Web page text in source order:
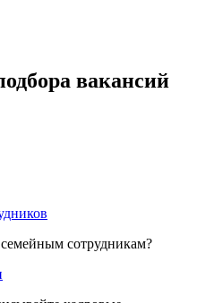
вакансий
сотрудникам?